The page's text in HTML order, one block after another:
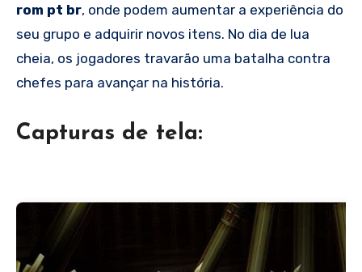
rom pt br, onde podem aumentar a experiência do
seu grupo e adquirir novos itens. No dia de lua
cheia, os jogadores travarão uma batalha contra
chefes para avançar na história.
Capturas de tela: